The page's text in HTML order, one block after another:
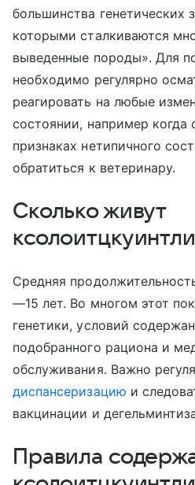
большинства генетических
которыми сталкиваются
выведенные породы». Для
необходимо регулярно
реагировать на любые
состоянии, например когда
признаках нетипичного
обратиться к ветеринару.
Сколько живут
ксолоитцкуинтли
Средняя
—15 лет. Во многом этот
генетики, условий
подобранного рациона и
обслуживания. Важно
диспансеризацию и
вакцинации и
Правила